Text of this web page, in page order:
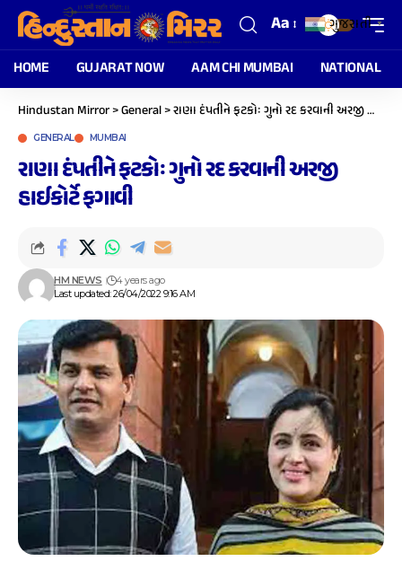
Aa
HOME GUJARAT NOW AAM CHI MUMBAI NATIONAL
Hindustan Mirror>General>રાણા દંપતીને ફટકોઃ ગુનો રદ કરવાની અરજી હાઈકોર્ટે ફગાવી
GENERAL MUMBAI
રાણા દંપતીને ફટકોઃ ગુનો રદ કરવાની અરજી
હાઈકોર્ટે ફગાવી
Last updated: 26/04/2022 9:16 AM
HM NEWS 4 years ago
ગુજરાતી ▼